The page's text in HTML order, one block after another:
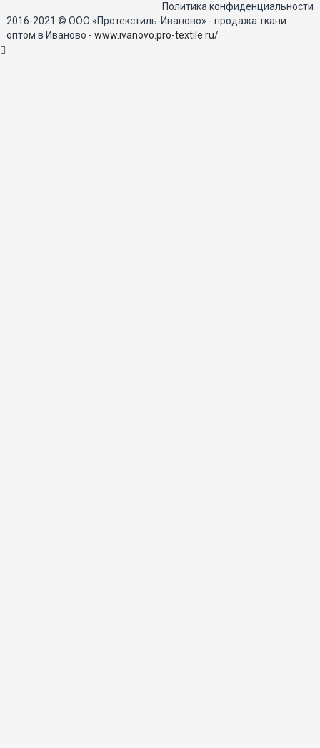
Политика конфиденциальности
2016-2021 © ООО «Протекстиль-Иваново» - продажа ткани
оптом в Иваново - www.ivanovo.pro-textile.ru/